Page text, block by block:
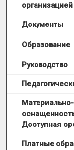
организацией
Документы
Образование
Руководство
Доступная
Платные